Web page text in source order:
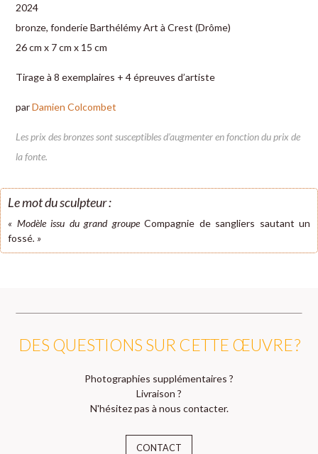
2024
bronze, fonderie Barthélémy Art à Crest (Drôme)
26 cm x 7 cm x 15 cm
Tirage à 8 exemplaires + 4 épreuves d’artiste
parDamien Colcombet
Les prix des bronzes sont susceptibles d’augmenter en fonction du prix de
la fonte.
Le mot du sculpteur :
« Modèle issu du grand groupe Compagnie de sangliers sautant un
fossé. »
DES QUESTIONS SUR CETTE ŒUVRE ?
Photographies supplémentaires ?
Livraison ?
N'hésitez pas à nous contacter.
CONTACT